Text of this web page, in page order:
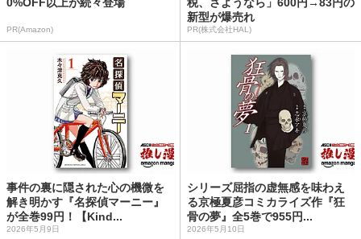
PR(Amazon)
新型が爆売れ
PR(株式会社HAL)
事件の裏に隠された心の機微を
解き明かす『名探偵マーニー』
が全巻99円！【Kind...
2026年5月9日
シリーズ屈指の虚無感を味わえ
る京極夏彦コミカライズ作『狂
骨の夢』全5巻で955円...
2026年5月10日